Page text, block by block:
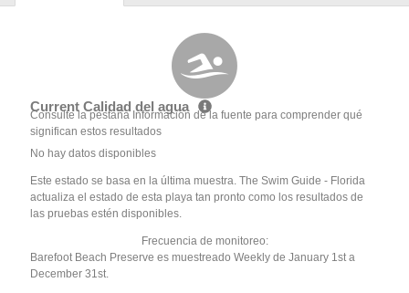
Current Calidad del agua
Consulte la pestaña Información de la fuente para comprender qué
significan estos resultados
No hay datos disponibles
Este estado se basa en la última muestra. The Swim Guide - Florida
actualiza el estado de esta playa tan pronto como los resultados de
las pruebas estén disponibles.
Frecuencia de monitoreo:
Barefoot Beach Preserve es muestreado Weekly de January 1st a
December 31st.